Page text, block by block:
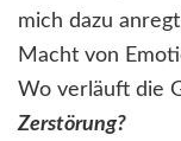
mich dazu
Macht von
Wo verläuft die
Zerstörung?